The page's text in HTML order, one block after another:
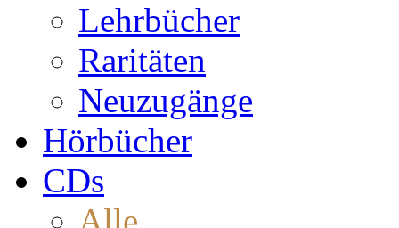
Lehrbücher
Raritäten
Neuzugänge
Hörbücher
CDs